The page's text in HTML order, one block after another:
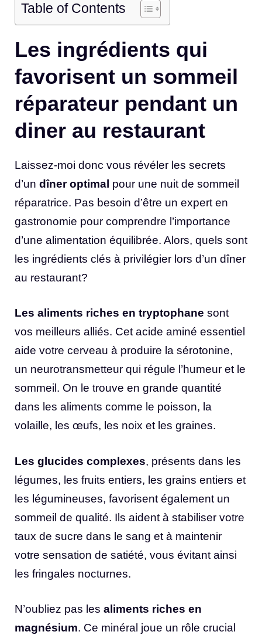
Table of Contents
Les ingrédients qui
favorisent un sommeil
réparateur pendant un
diner au restaurant
Laissez-moi donc vous révéler les secrets
d’un dîner optimal pour une nuit de sommeil
réparatrice. Pas besoin d’être un expert en
gastronomie pour comprendre l’importance
d’une alimentation équilibrée. Alors, quels sont
les ingrédients clés à privilégier lors d’un dîner
au restaurant?
Les aliments riches en tryptophane sont
vos meilleurs alliés. Cet acide aminé essentiel
aide votre cerveau à produire la sérotonine,
un neurotransmetteur qui régule l’humeur et le
sommeil. On le trouve en grande quantité
dans les aliments comme le poisson, la
volaille, les œufs, les noix et les graines.
Les glucides complexes, présents dans les
légumes, les fruits entiers, les grains entiers et
les légumineuses, favorisent également un
sommeil de qualité. Ils aident à stabiliser votre
taux de sucre dans le sang et à maintenir
votre sensation de satiété, vous évitant ainsi
les fringales nocturnes.
N’oubliez pas les aliments riches en
magnésium. Ce minéral joue un rôle crucial